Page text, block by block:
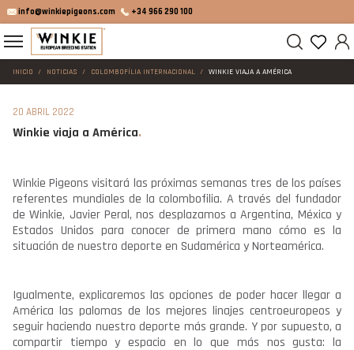
info@winkiepigeons.com +34 966 290 100
INICIO NOTICIAS COLOMBOFÍLIA INTERNACIONAL WINKIE VIAJA A AMÉRICA
20 ABRIL 2022
Winkie viaja a América
Winkie Pigeons visitará las próximas semanas tres de los países
referentes mundiales de la colombofilia. A través del fundador
de Winkie, Javier Peral, nos desplazamos a Argentina, México y
Estados Unidos para conocer de primera mano cómo es la
situación de nuestro deporte en Sudamérica y Norteamérica.
Igualmente, explicaremos las opciones de poder hacer llegar a
América las palomas de los mejores linajes centroeuropeos y
seguir haciendo nuestro deporte más grande. Y por supuesto, a
compartir tiempo y espacio en lo que más nos gusta: la